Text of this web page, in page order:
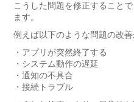
こうした問題を修正すること
ます。
例えば以下のような問題の改善
・アプリが突然終了する
・システム動作の遅延
・通知の不具合
・接続トラブル